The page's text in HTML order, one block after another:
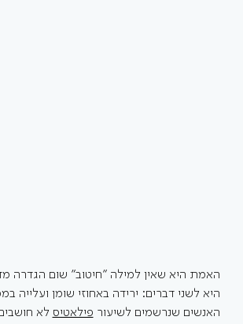
האמת היא שאין למילה "חיטוב" שום הגדרה
היא לשני דברים: ירידה באחוזי שומן ועלייה
האנשים שנרשמים לשיעור פילאטיס לא